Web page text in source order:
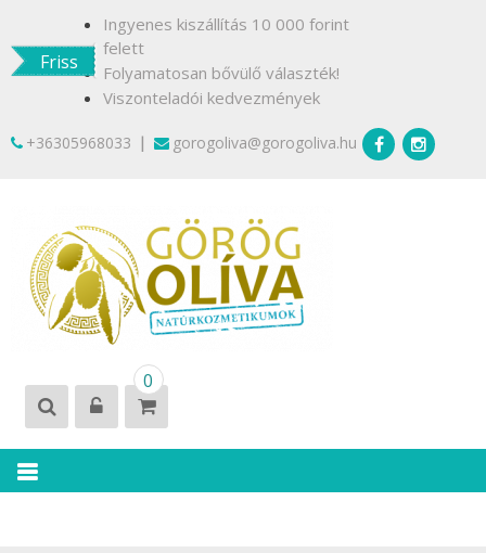
contentFriss
Ingyenes kiszállítás 10 000 forint
felett
Folyamatosan bővülő választék!
Viszonteladói kedvezmények
+36305968033 | gorogoliva@gorogoliva.hu
0